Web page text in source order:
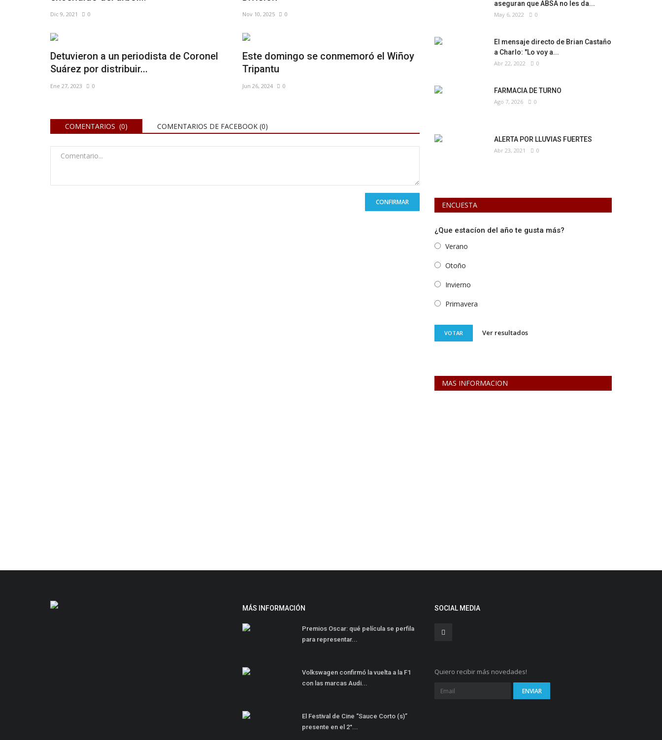
Dic 9, 2021 0 Nov 10, 2025 0
Detuvieron a un periodista de Coronel
Suárez por distribuir...
Ene 27, 2023 0
Este domingo se conmemoró el Wiñoy
Tripantu
Jun 26, 2024 0
COMENTARIOS (0) COMENTARIOS DE FACEBOOK (0)
CONFIRMAR
aseguran que ABSA no les da...
May 6, 2022 0
El mensaje directo de Brian Castaño
a Charlo: "Lo voy a...
Abr 22, 2022 0
FARMACIA DE TURNO
Ago 7, 2026 0
ALERTA POR LLUVIAS FUERTES
Abr 23, 2021 0
ENCUESTA
¿Que estacíon del año te gusta más?
Verano
Otoño
Invierno
Primavera
VOTAR Ver resultados
MAS INFORMACION
MÁS INFORMACIÓN
Premios Oscar: qué película se perfila
para representar...
Volkswagen confirmó la vuelta a la F1
con las marcas Audi...
El Festival de Cine “Sauce Corto (s)”
presente en el 2°...
SOCIAL MEDIA
Quiero recibir más novedades!